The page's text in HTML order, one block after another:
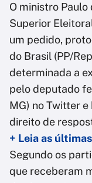
O ministro Paulo
Superior
um pedido,
do Brasil (PP/
determinada a
pelo deputado
MG) no Twitter
direito de
+ Leia as
Segundo os
que receberam